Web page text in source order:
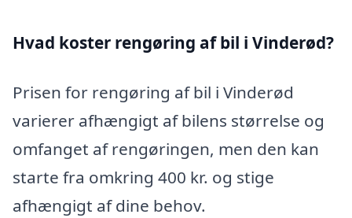
Hvad koster rengøring af bil i Vinderød?
Prisen for rengøring af bil i Vinderød
varierer afhængigt af bilens størrelse og
omfanget af rengøringen, men den kan
starte fra omkring 400 kr. og stige
afhængigt af dine behov.